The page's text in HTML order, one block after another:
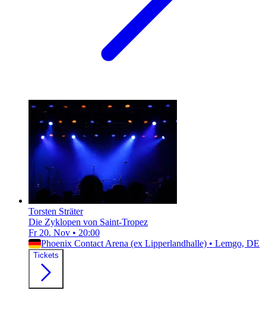
Torsten Sträter
Die Zyklopen von Saint-Tropez
Fr 20. Nov • 20:00
Phoenix Contact Arena (ex Lipperlandhalle) • Lemgo, DE
Tickets